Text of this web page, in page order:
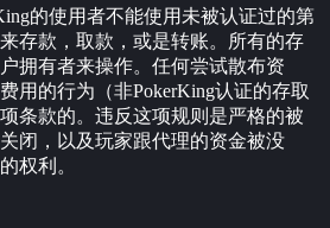
的使用者不能使用未被认证过的第
存款，取款，或是转账。所有的存
拥有者来操作。任何尝试散布资
用的行为（非PokerKing认证的存取
条款的。违反这项规则是严格的被
闭，以及玩家跟代理的资金被没
权利。